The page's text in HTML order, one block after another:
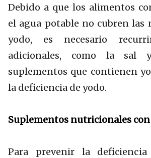
Debido a que los alimentos
el agua potable no cubren las
yodo, es necesario
adicionales, como la sal
suplementos que contienen
la deficiencia de yodo.
Suplementos nutricionales con
Para prevenir la